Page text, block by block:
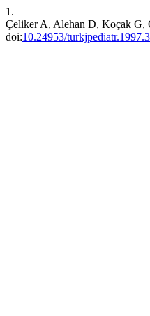
1.
Çeliker A, Alehan D, Koçak G,
doi:10.24953/